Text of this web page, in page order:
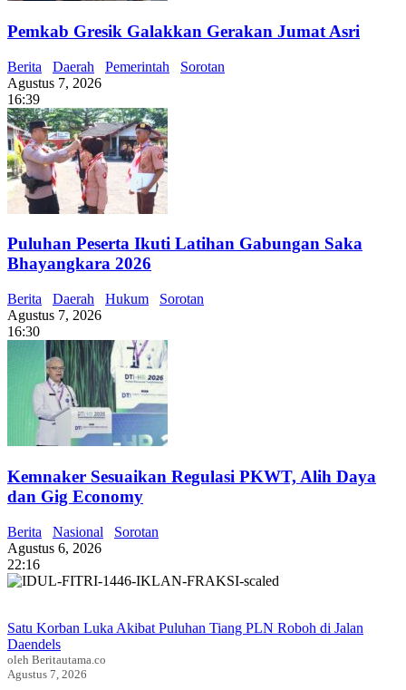
Pemkab Gresik Galakkan Gerakan Jumat Asri
Berita Daerah Pemerintah
Sorotan
Agustus 7, 2026
16:39
Puluhan Peserta Ikuti Latihan Gabungan Saka
Bhayangkara 2026
Berita Daerah Hukum
Sorotan
Agustus 7, 2026
16:30
Kemnaker Sesuaikan Regulasi PKWT, Alih Daya
dan Gig Economy
Berita Nasional
Sorotan
Agustus 6, 2026
22:16
Satu Korban Luka Akibat Puluhan Tiang PLN Roboh di Jalan
Daendels
oleh Beritautama.co
Agustus 7, 2026